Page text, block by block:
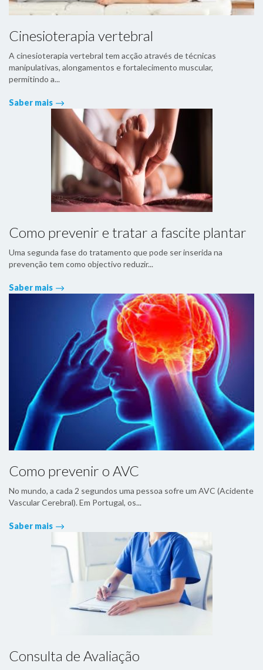
Cinesioterapia vertebral
A cinesioterapia vertebral tem acção através de técnicas
manipulativas, alongamentos e fortalecimento muscular,
permitindo a...
Saber mais
Como prevenir e tratar a fascite plantar
Uma segunda fase do tratamento que pode ser inserida na
prevenção tem como objectivo reduzir...
Saber mais
Como prevenir o AVC
No mundo, a cada 2 segundos uma pessoa sofre um AVC (Acidente
Vascular Cerebral). Em Portugal, os...
Saber mais
Consulta de Avaliação